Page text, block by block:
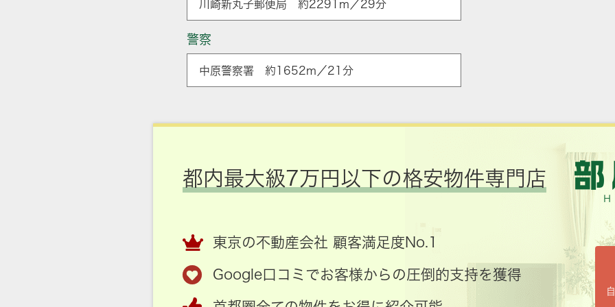
川崎新丸子郵便局 約2291m／29分
警察
中原警察署 約1652m／21分
都内最大級7万円以下の格安物件専門店
東京の不動産会社 顧客満足度No.1
Google口コミでお客様からの圧倒的支持を獲得